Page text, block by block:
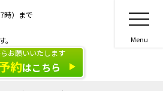
時）まで
お願いいたします
約はこちら